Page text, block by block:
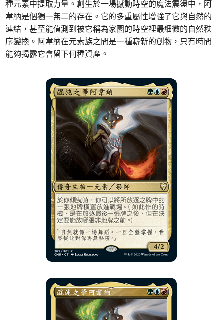
種元素中提取力量。創生於一場撼動時空的魔法震盪中，阿
韋納是個獨一無二的存在。它的多重屬性增強了它與自然的
連結，甚至能偵測到被它稱為家園的時空裡最細微的自然秩
序變換。阿韋納在元素族之間是一種嶄新的創物，只有時間
能夠揭露它會留下何種資產。